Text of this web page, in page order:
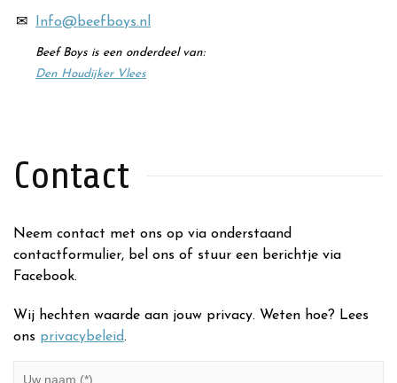
Info@beefboys.nl
Beef Boys is een onderdeel van:
Den Houdijker Vlees
Contact
Neem contact met ons op via onderstaand
contactformulier, bel ons of stuur een berichtje via
Facebook.
Wij hechten waarde aan jouw privacy. Weten hoe? Lees
ons privacybeleid.